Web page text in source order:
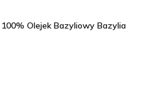
Olejek Bazyliowy Bazylia